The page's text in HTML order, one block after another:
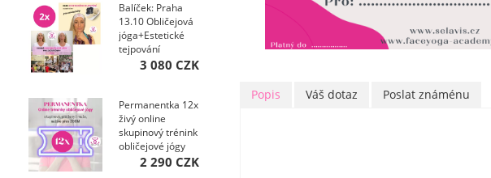
Popis Váš dotaz Poslat známénu
Balíček: Praha
13.10 Obličejová
jóga+Estetické
tejpování
kurzy+Ebooky pro
3 080 CZK
Permanentka 12x
živý online
skupinový trénink
obličejové jógy
2 290 CZK